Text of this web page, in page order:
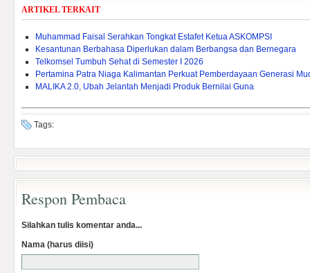
ARTIKEL TERKAIT
Muhammad Faisal Serahkan Tongkat Estafet Ketua ASKOMPSI
Kesantunan Berbahasa Diperlukan dalam Berbangsa dan Bernegara
Telkomsel Tumbuh Sehat di Semester I 2026
Pertamina Patra Niaga Kalimantan Perkuat Pemberdayaan Generasi
MALIKA 2.0, Ubah Jelantah Menjadi Produk Bernilai Guna
Tags:
Respon Pembaca
Silahkan tulis komentar anda...
Nama (harus diisi)